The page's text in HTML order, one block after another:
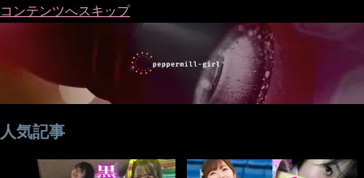
コンテンツへスキップ
人気記事